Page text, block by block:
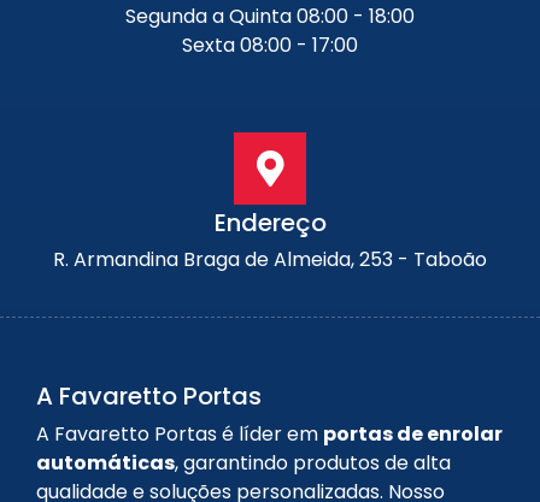
Segunda a Quinta 08:00 - 18:00
Sexta 08:00 - 17:00
Endereço
R. Armandina Braga de Almeida, 253 - Taboão
A Favaretto Portas
A Favaretto Portas é líder em portas de enrolar
automáticas, garantindo produtos de alta
qualidade e soluções personalizadas. Nosso